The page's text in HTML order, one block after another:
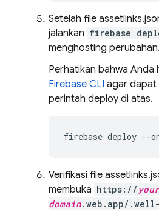
Setelah file
jalankan firebase
menghosting perubahan.
Perhatikan bahwa Anda
Firebase CLI agar dapat
perintah deploy di atas.
Verifikasi file
membuka https://
domain.web.app/.well-